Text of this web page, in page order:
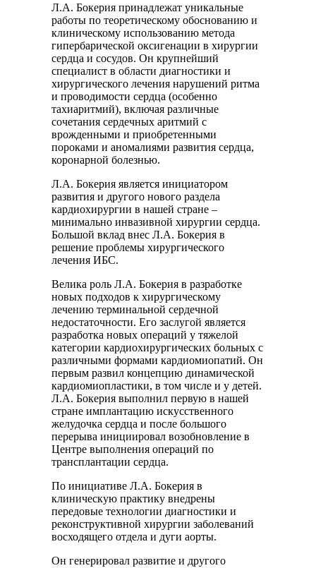
Л.А. Бокерия принадлежат уникальные
работы по теоретическому обоснованию и
клиническому использованию метода
гипербарической оксигенации в хирургии
сердца и сосудов. Он крупнейший
специалист в области диагностики и
хирургического лечения нарушений ритма
и проводимости сердца (особенно
тахиаритмий), включая различные
сочетания сердечных аритмий с
врожденными и приобретенными
пороками и аномалиями развития сердца,
коронарной болезнью.
Л.А. Бокерия является инициатором
развития и другого нового раздела
кардиохирургии в нашей стране –
минимально инвазивной хирургии сердца.
Большой вклад внес Л.А. Бокерия в
решение проблемы хирургического
лечения ИБС.
Велика роль Л.А. Бокерия в разработке
новых подходов к хирургическому
лечению терминальной сердечной
недостаточности. Его заслугой является
разработка новых операций у тяжелой
категории кардиохирургических больных с
различными формами кардиомиопатий. Он
первым развил концепцию динамической
кардиомиопластики, в том числе и у детей.
Л.А. Бокерия выполнил первую в нашей
стране имплантацию искусственного
желудочка сердца и после большого
перерыва инициировал возобновление в
Центре выполнения операций по
трансплантации сердца.
По инициативе Л.А. Бокерия в
клиническую практику внедрены
передовые технологии диагностики и
реконструктивной хирургии заболеваний
восходящего отдела и дуги аорты.
Он генерировал развитие и другого